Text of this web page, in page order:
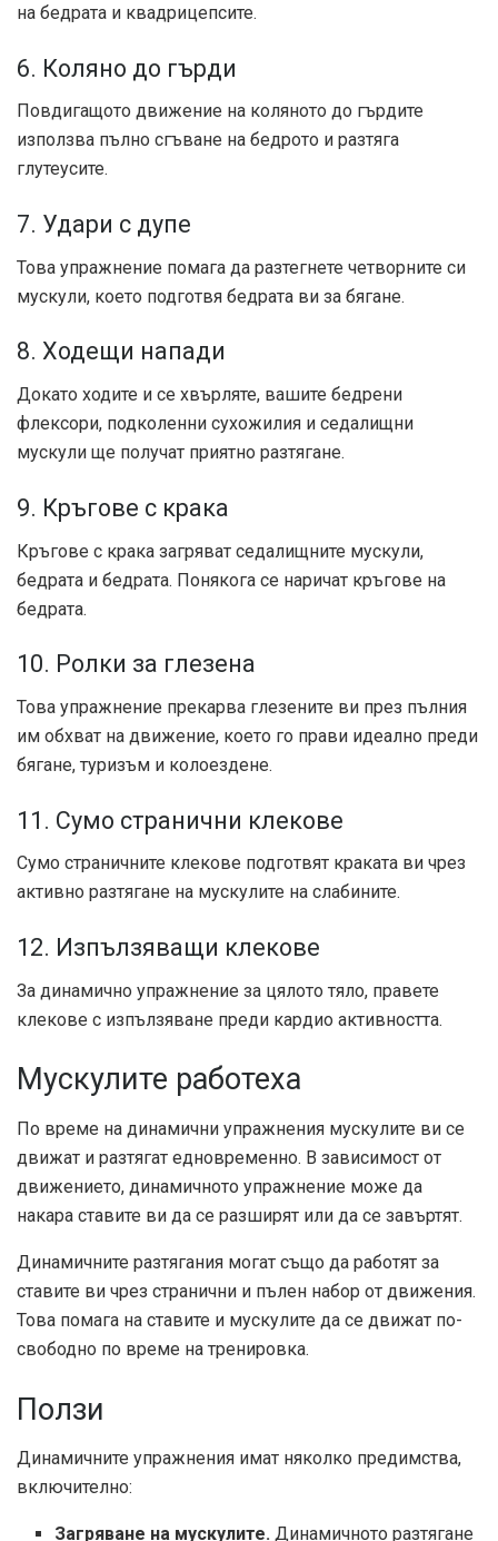
на бедрата и квадрицепсите.
6. Коляно до гърди
Повдигащото движение на коляното до гърдите
използва пълно сгъване на бедрото и разтяга
глутеусите.
7. Удари с дупе
Това упражнение помага да разтегнете четворните си
мускули, което подготвя бедрата ви за бягане.
8. Ходещи напади
Докато ходите и се хвърляте, вашите бедрени
флексори, подколенни сухожилия и седалищни
мускули ще получат приятно разтягане.
9. Кръгове с крака
Кръгове с крака загряват седалищните мускули,
бедрата и бедрата. Понякога се наричат ​​кръгове на
бедрата.
10. Ролки за глезена
Това упражнение прекарва глезените ви през пълния
им обхват на движение, което го прави идеално преди
бягане, туризъм и колоездене.
11. Сумо странични клекове
Сумо страничните клекове подготвят краката ви чрез
активно разтягане на мускулите на слабините.
12. Изпълзяващи клекове
За динамично упражнение за цялото тяло, правете
клекове с изпълзяване преди кардио активността.
Мускулите работеха
По време на динамични упражнения мускулите ви се
движат и разтягат едновременно. В зависимост от
движението, динамичното упражнение може да
накара ставите ви да се разширят или да се завъртят.
Динамичните разтягания могат също да работят за
ставите ви чрез странични и пълен набор от движения.
Това помага на ставите и мускулите да се движат по-
свободно по време на тренировка.
Ползи
Динамичните упражнения имат няколко предимства,
включително:
Загряване на мускулите.Динамичното разтягане